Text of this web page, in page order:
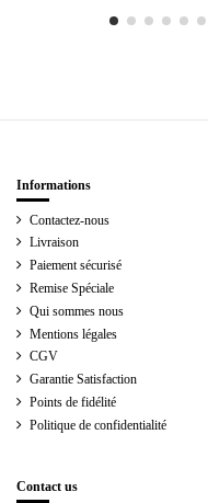
Informations
Contactez-nous
Livraison
Paiement sécurisé
Remise Spéciale
Qui sommes nous
Mentions légales
CGV
Garantie Satisfaction
Points de fidélité
Politique de confidentialité
Contact us